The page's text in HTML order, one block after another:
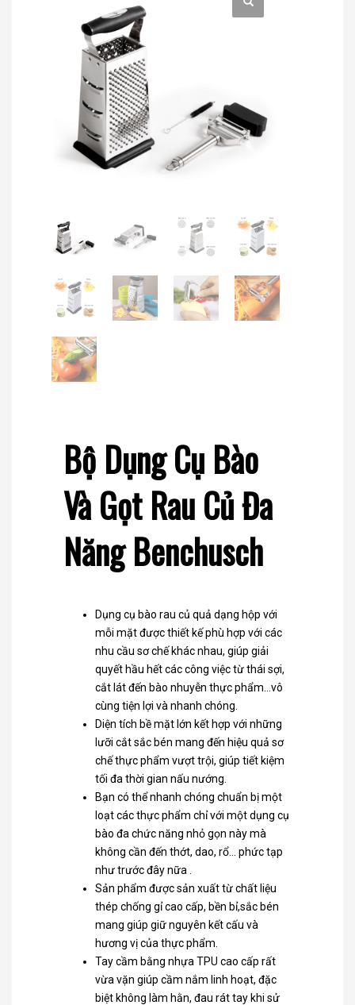
Bộ Dụng Cụ Bào
Và Gọt Rau Củ Đa
Năng Benchusch
Dụng cụ bào rau củ quả dạng hộp với
mỗi mặt được thiết kế phù hợp với các
nhu cầu sơ chế khác nhau, giúp giải
quyết hầu hết các công việc từ thái sợi,
cắt lát đến bào nhuyễn thực phẩm…vô
cùng tiện lợi và nhanh chóng.
Diện tích bề mặt lớn kết hợp với những
lưỡi cắt sắc bén mang đến hiệu quả sơ
chế thực phẩm vượt trội, giúp tiết kiệm
tối đa thời gian nấu nướng.
Bạn có thể nhanh chóng chuẩn bị một
loạt các thực phẩm chỉ với một dụng cụ
bào đa chức năng nhỏ gọn này mà
không cần đến thớt, dao, rổ… phức tạp
như trước đây nữa .
Sản phẩm được sản xuất từ chất liệu
thép chống gỉ cao cấp, bền bỉ,sắc bén
mang giúp giữ nguyên kết cấu và
hương vị của thực phẩm.
Tay cầm bằng nhựa TPU cao cấp rất
vừa vặn giúp cầm nắm linh hoạt, đặc
biệt không làm hằn, đau rát tay khi sử